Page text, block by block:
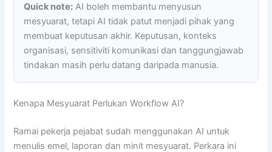
Quick note: AI boleh membantu menyusun
mesyuarat, tetapi AI tidak patut menjadi pihak yang
membuat keputusan akhir. Keputusan, konteks
organisasi, sensitiviti komunikasi dan tanggungjawab
tindakan masih perlu datang daripada manusia.
Kenapa Mesyuarat Perlukan Workflow AI?
Ramai pekerja pejabat sudah menggunakan AI untuk
menulis emel, laporan dan minit mesyuarat. Perkara ini